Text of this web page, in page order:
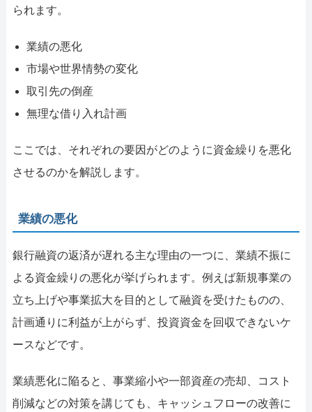
られます。
業績の悪化
市場や世界情勢の変化
取引先の倒産
無理な借り入れ計画
ここでは、それぞれの要因がどのように資金繰りを悪化
させるのかを解説します。
業績の悪化
銀行融資の返済が遅れる主な理由の一つに、業績不振に
よる資金繰りの悪化が挙げられます。例えば新規事業の
立ち上げや事業拡大を目的として融資を受けたものの、
計画通りに利益が上がらず、投資資金を回収できないケ
ースなどです。
業績悪化に陥ると、事業縮小や一部資産の売却、コスト
削減などの対策を講じても、キャッシュフローの改善に